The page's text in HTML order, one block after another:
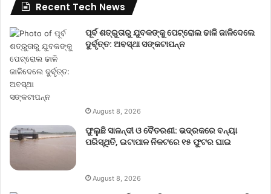
Recent Tech News
ପୂର୍ବ ଶତ୍ରୁତାରୁ ଯୁବକଙ୍କୁ ପେଟ୍ରୋଲ ଢାଳି ଜାଳିଦେଲେ
ଦୁର୍ବୃତ୍ତ: ଅବସ୍ଥା ସଙ୍କଟାପନ୍ନ
August 8, 2026
ଫୁଲୁଛି ସାଳନ୍ଦୀ ଓ ବୈତରଣୀ: ଭଦ୍ରକରେ ବନ୍ୟା
ପରିସ୍ଥିତି, ଇଟାପାଳ ନିକଟରେ ୧୫ ଫୁଟର ଘାଇ
August 8, 2026